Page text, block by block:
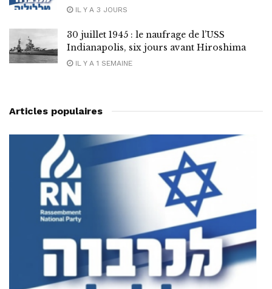
IL Y A 3 JOURS
30 juillet 1945 : le naufrage de l’USS
Indianapolis, six jours avant Hiroshima
IL Y A 1 SEMAINE
Articles populaires